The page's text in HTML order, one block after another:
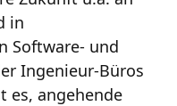
in
Software- und
Ingenieur-Büros
es, angehende